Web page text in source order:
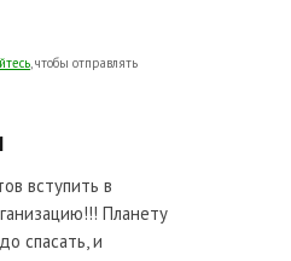
, чтобы отправлять
вступить в
Планету
спасать, и